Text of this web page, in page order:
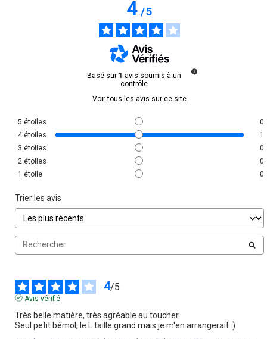
4/5
Basé sur 1 avis soumis à un
contrôle
Voir tous les avis sur ce site
5 étoiles
0
4 étoiles
1
3 étoiles
0
2 étoiles
0
1 étoile 0
Trier les avis
4/5
Avis vérifié
Très belle matière, très agréable au toucher.
Seul petit bémol, le L taille grand mais je m'en arrangerait :)